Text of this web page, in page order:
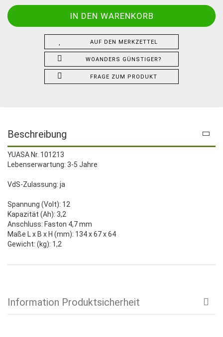
AUF DEN MERKZETTEL
WOANDERS GÜNSTIGER?
FRAGE ZUM PRODUKT
Beschreibung
YUASA Nr. 101213
Lebenserwartung: 3-5 Jahre
VdS-Zulassung: ja
Spannung (Volt): 12
Kapazität (Ah): 3,2
Anschluss: Faston 4,7 mm
Maße L x B x H (mm): 134 x 67 x 64
Gewicht: (kg): 1,2
Information Produktsicherheit